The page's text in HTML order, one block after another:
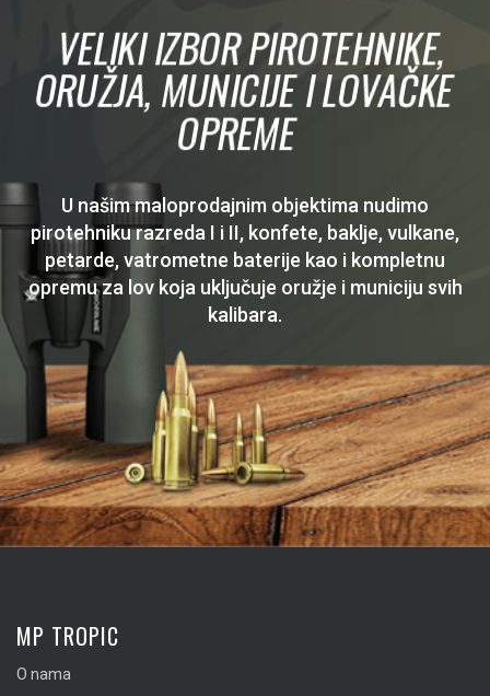
VELIKI IZBOR PIROTEHNIKE,
ORUŽJA, MUNICIJE I LOVAČKE
OPREME
U našim maloprodajnim objektima nudimo
pirotehniku razreda I i II, konfete, baklje, vulkane,
petarde, vatrometne baterije kao i kompletnu
opremu za lov koja uključuje oružje i municiju svih
kalibara.
MP TROPIC
O nama